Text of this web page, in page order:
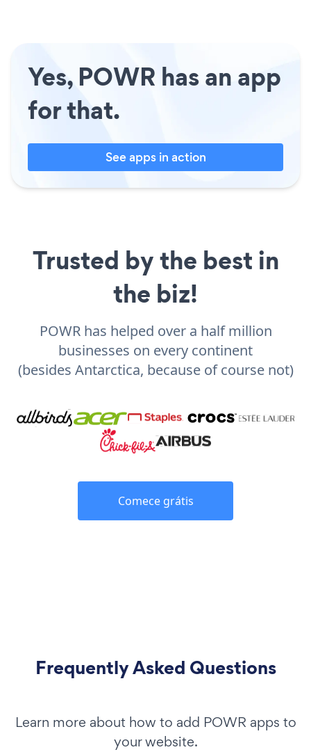
Yes, POWR has an app
for that.
See apps in action
Trusted by the best in
the biz!
POWR has helped over a half million
businesses on every continent
(besides Antarctica, because of course not)
Comece grátis
Frequently Asked Questions
Learn more about how to add POWR apps to
your website.